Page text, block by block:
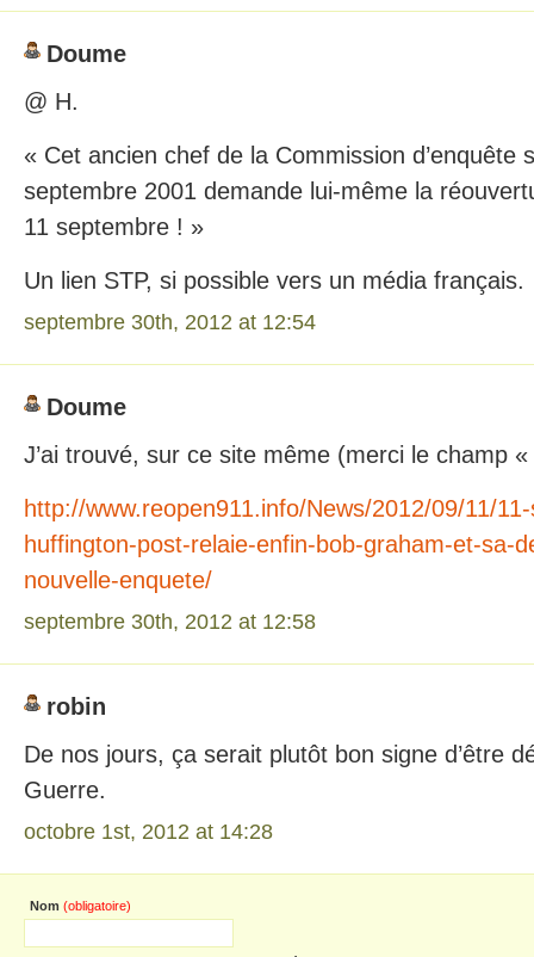
Doume
@ H.
« Cet ancien chef de la Commission d’enquête
septembre 2001 demande lui-même la
11 septembre ! »
Un lien STP, si possible vers un média français.
septembre 30th, 2012 at 12:54
Doume
J’ai trouvé, sur ce site même (merci le champ
http://www.reopen911.info/News/2012/09/11/
huffington-post-relaie-enfin-bob-graham-et-sa-
nouvelle-enquete/
septembre 30th, 2012 at 12:58
robin
De nos jours, ça serait plutôt bon signe d’être
Guerre.
octobre 1st, 2012 at 14:28
Nom (obligatoire)